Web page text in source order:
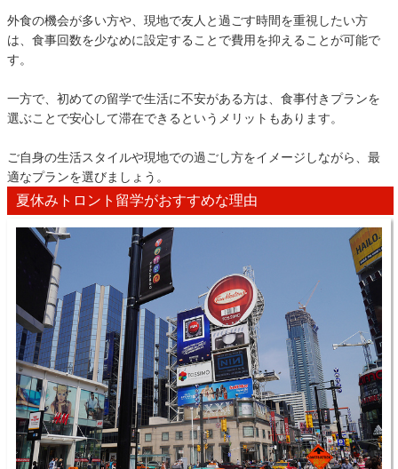
外食の機会が多い方や、現地で友人と過ごす時間を重視したい方
は、食事回数を少なめに設定することで費用を抑えることが可能で
す。
一方で、初めての留学で生活に不安がある方は、食事付きプランを
選ぶことで安心して滞在できるというメリットもあります。
ご自身の生活スタイルや現地での過ごし方をイメージしながら、最
適なプランを選びましょう。
夏休みトロント留学がおすすめな理由